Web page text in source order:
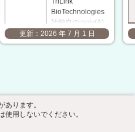
BioTechnologies
社独自の poly(A)
tail 修飾技術
「ModTail」は、
修飾基を付加する
発現…
2026 年 7 月 1 日
あります。
用しないでください。